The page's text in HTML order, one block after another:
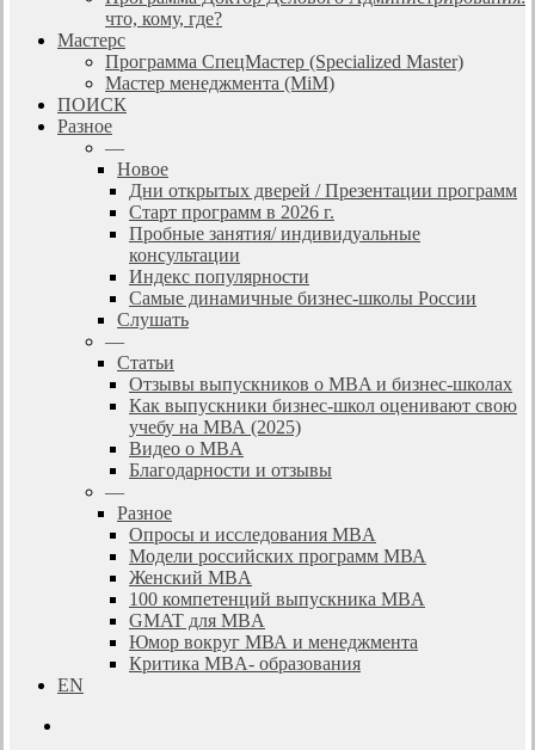
что, кому, где?
Мастерс
Программа СпецМастер (Specialized Master)
Мастер менеджмента (MiM)
ПОИСК
Разное
—
Новое
Дни открытых дверей / Презентации программ
Старт программ в 2026 г.
Пробные занятия/ индивидуальные
консультации
Индекс популярности
Самые динамичные бизнес-школы России
Слушать
—
Статьи
Отзывы выпускников о MBA и бизнес-школах
Как выпускники бизнес-школ оценивают свою
учебу на МВА (2025)
Видео о MBA
Благодарности и отзывы
—
Разное
Опросы и исследования MBA
Модели российских программ МВА
Женский MBA
100 компетенций выпускника MBA
GMAT для MBA
Юмор вокруг МВА и менеджмента
Критика MBA- образования
EN